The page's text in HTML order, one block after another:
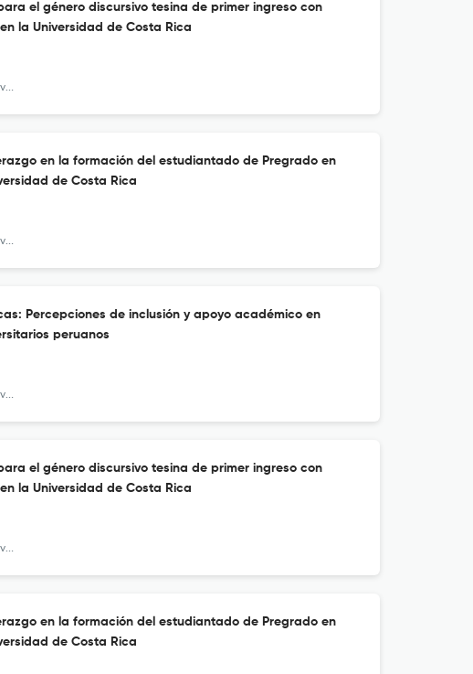
el género discursivo tesina de primer ingreso con
la Universidad de Costa Rica
en la formación del estudiantado de Pregrado en
de Costa Rica
Percepciones de inclusión y apoyo académico en
peruanos
el género discursivo tesina de primer ingreso con
la Universidad de Costa Rica
en la formación del estudiantado de Pregrado en
de Costa Rica